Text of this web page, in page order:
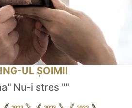
UL ȘOIMII
Nu-i stres ""